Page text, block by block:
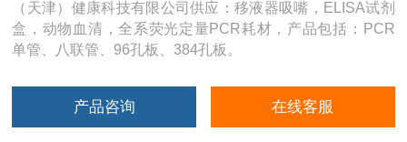
（天津）健康科技有限公司供应：移液器吸嘴，ELISA试剂
盒，动物血清，全系荧光定量PCR耗材，产品包括：PCR
单管、八联管、96孔板、384孔板。
产品咨询 在线客服